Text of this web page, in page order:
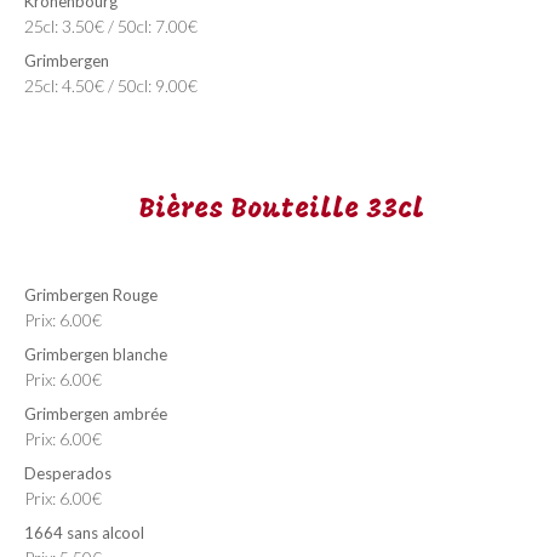
25cl: 3.50€ / 50cl: 7.00€
Grimbergen
25cl: 4.50€ / 50cl: 9.00€
Bières Bouteille 33cl
Grimbergen Rouge
Prix: 6.00€
Grimbergen blanche
Prix: 6.00€
Grimbergen ambrée
Prix: 6.00€
Desperados
Prix: 6.00€
1664 sans alcool